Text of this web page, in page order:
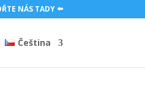
NÁS TADY ⬅️
Čeština